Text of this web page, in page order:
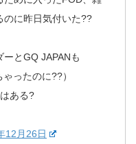
のに昨日気付いた??
とGQ JAPANも
ったのに??）
ある?
12月26日